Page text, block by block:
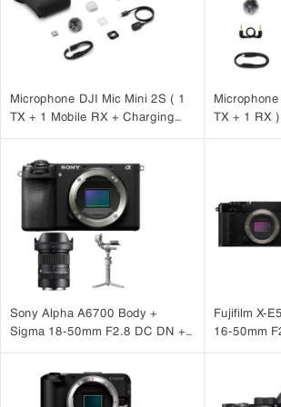
quang học tiên tiến với16 thấu kính chia
bao gồm hai thấu kính GM (Glass Molded
kính phi cầu lai (Hybrid Aspherical)
. Cấu
suất quang học bằng cách giảm thiểu méo
trên toàn khung hình. Nhờ đó, ống kính mang
rõ nét, chi tiết và ổn định trong nhiều điều kiện
Microphone DJI Mic Mini 2S ( 1
TX + 1 Mobile RX + Charging
TX + 1 RX )
Sony Alpha A6700 Body +
Sigma 18-50mm F2.8 DC DN +
Fujifilm X-
16-50mm